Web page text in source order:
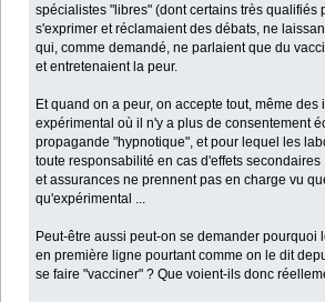
spécialistes "libres" (dont certains très qualifiés
s'exprimer et réclamaient des débats, ne
qui, comme demandé, ne parlaient que du
et entretenaient la peur.
Et quand on a peur, on accepte tout, même
expérimental où il n'y a plus de consentement
propagande "hypnotique", et pour lequel les
toute responsabilité en cas d'effets
et assurances ne prennent pas en charge vu
qu'expérimental ...
Peut-être aussi peut-on se demander pourquoi
en première ligne pourtant comme on le dit
se faire "vacciner" ? Que voient-ils donc